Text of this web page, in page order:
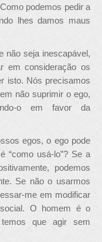
podemos pedir a
lhes damos maus
não seja inescapável,
em consideração os
isto. Nós precisamos
não suprimir o ego,
o em favor da
egos, o ego pode
“como usá-lo”? Se a
podemos
Se não o usarmos
me em modificar
O homem é o
que agir sem